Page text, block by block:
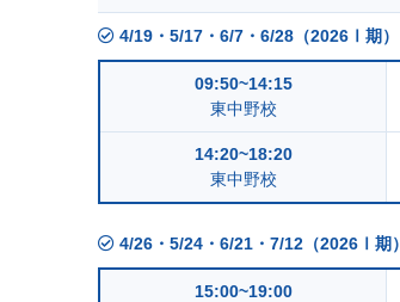
4/19・5/17・6/7・6/28（2026Ⅰ期）
09:50~14:15
東中野校
14:20~18:20
東中野校
4/26・5/24・6/21・7/12（2026Ⅰ期）
15:00~19:00